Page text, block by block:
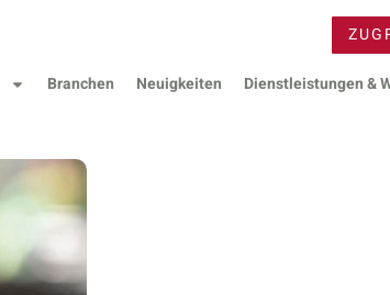
Branchen Neuigkeiten Dienstleistungen &